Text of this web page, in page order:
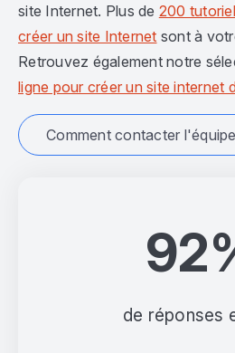
de réponses
site Internet. Plus de 200
créer un site Internet sont à
Retrouvez également notre
ligne pour créer un site internet
Comment contacter